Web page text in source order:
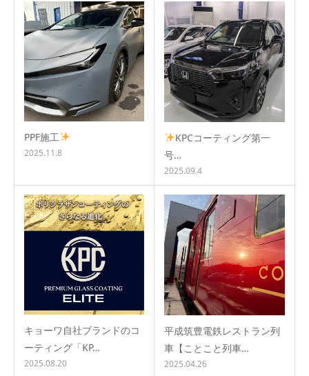
PPF施工
2025.11.8
KPCコーティング第一
号…
2025.09.4
キョーワ自社ブランドのコ
ーティング「KP…
2025.08.20
平成筑豊電鉄レストラン列
車【ことこと列車…
2025.04.26